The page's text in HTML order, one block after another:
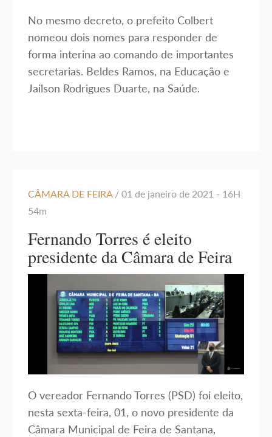
No mesmo decreto, o prefeito Colbert
nomeou dois nomes para responder de
forma interina ao comando de importantes
secretarias. Beldes Ramos, na Educação e
Jailson Rodrigues Duarte, na Saúde.
CÂMARA DE FEIRA / 01 de janeiro de 2021 - 16H
54m
Fernando Torres é eleito
presidente da Câmara de Feira
O vereador Fernando Torres (PSD) foi eleito,
nesta sexta-feira, 01, o novo presidente da
Câmara Municipal de Feira de Santana,